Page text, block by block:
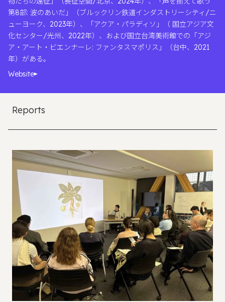
第8部: 波のあいだ」（ブルックリン鉄道インダストリーシティ/ニ
ューヨーク、2023年）、「アクア・パラディソ」（ 国立アジア文
化センター/光州、2022年）、および国立台湾美術館での「アジ
ア・アート・ビエンナーレ: ファンタスマポリス」（台中、2021
年）がある。
Website
Reports